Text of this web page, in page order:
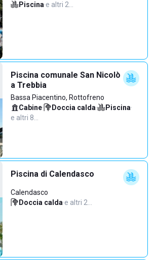
Piscina·e altri 2…
Piscina comunale San Nicolò
a Trebbia
Bassa Piacentino, Rottofreno
Cabine· Doccia calda· Piscina·
e altri 8…
Piscina di Calendasco
Calendasco
Doccia calda·e altri 2…